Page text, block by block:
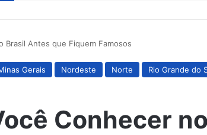
Brasil Antes que Fiquem Famosos
Gerais Nordeste Norte
Rio Grande do
Conhecer no